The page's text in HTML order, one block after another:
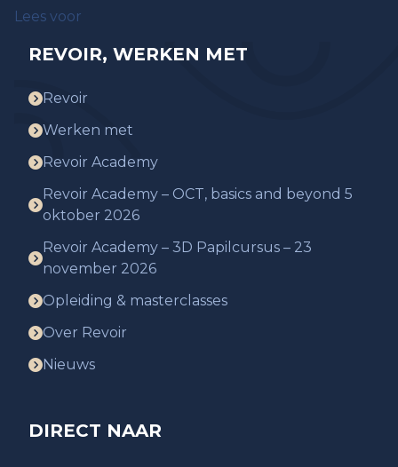
Lees voor
REVOIR, WERKEN MET
Revoir
Werken met
Revoir Academy
Revoir Academy – OCT, basics and beyond 5
oktober 2026
Revoir Academy – 3D Papilcursus – 23
november 2026
Opleiding & masterclasses
Over Revoir
Nieuws
DIRECT NAAR